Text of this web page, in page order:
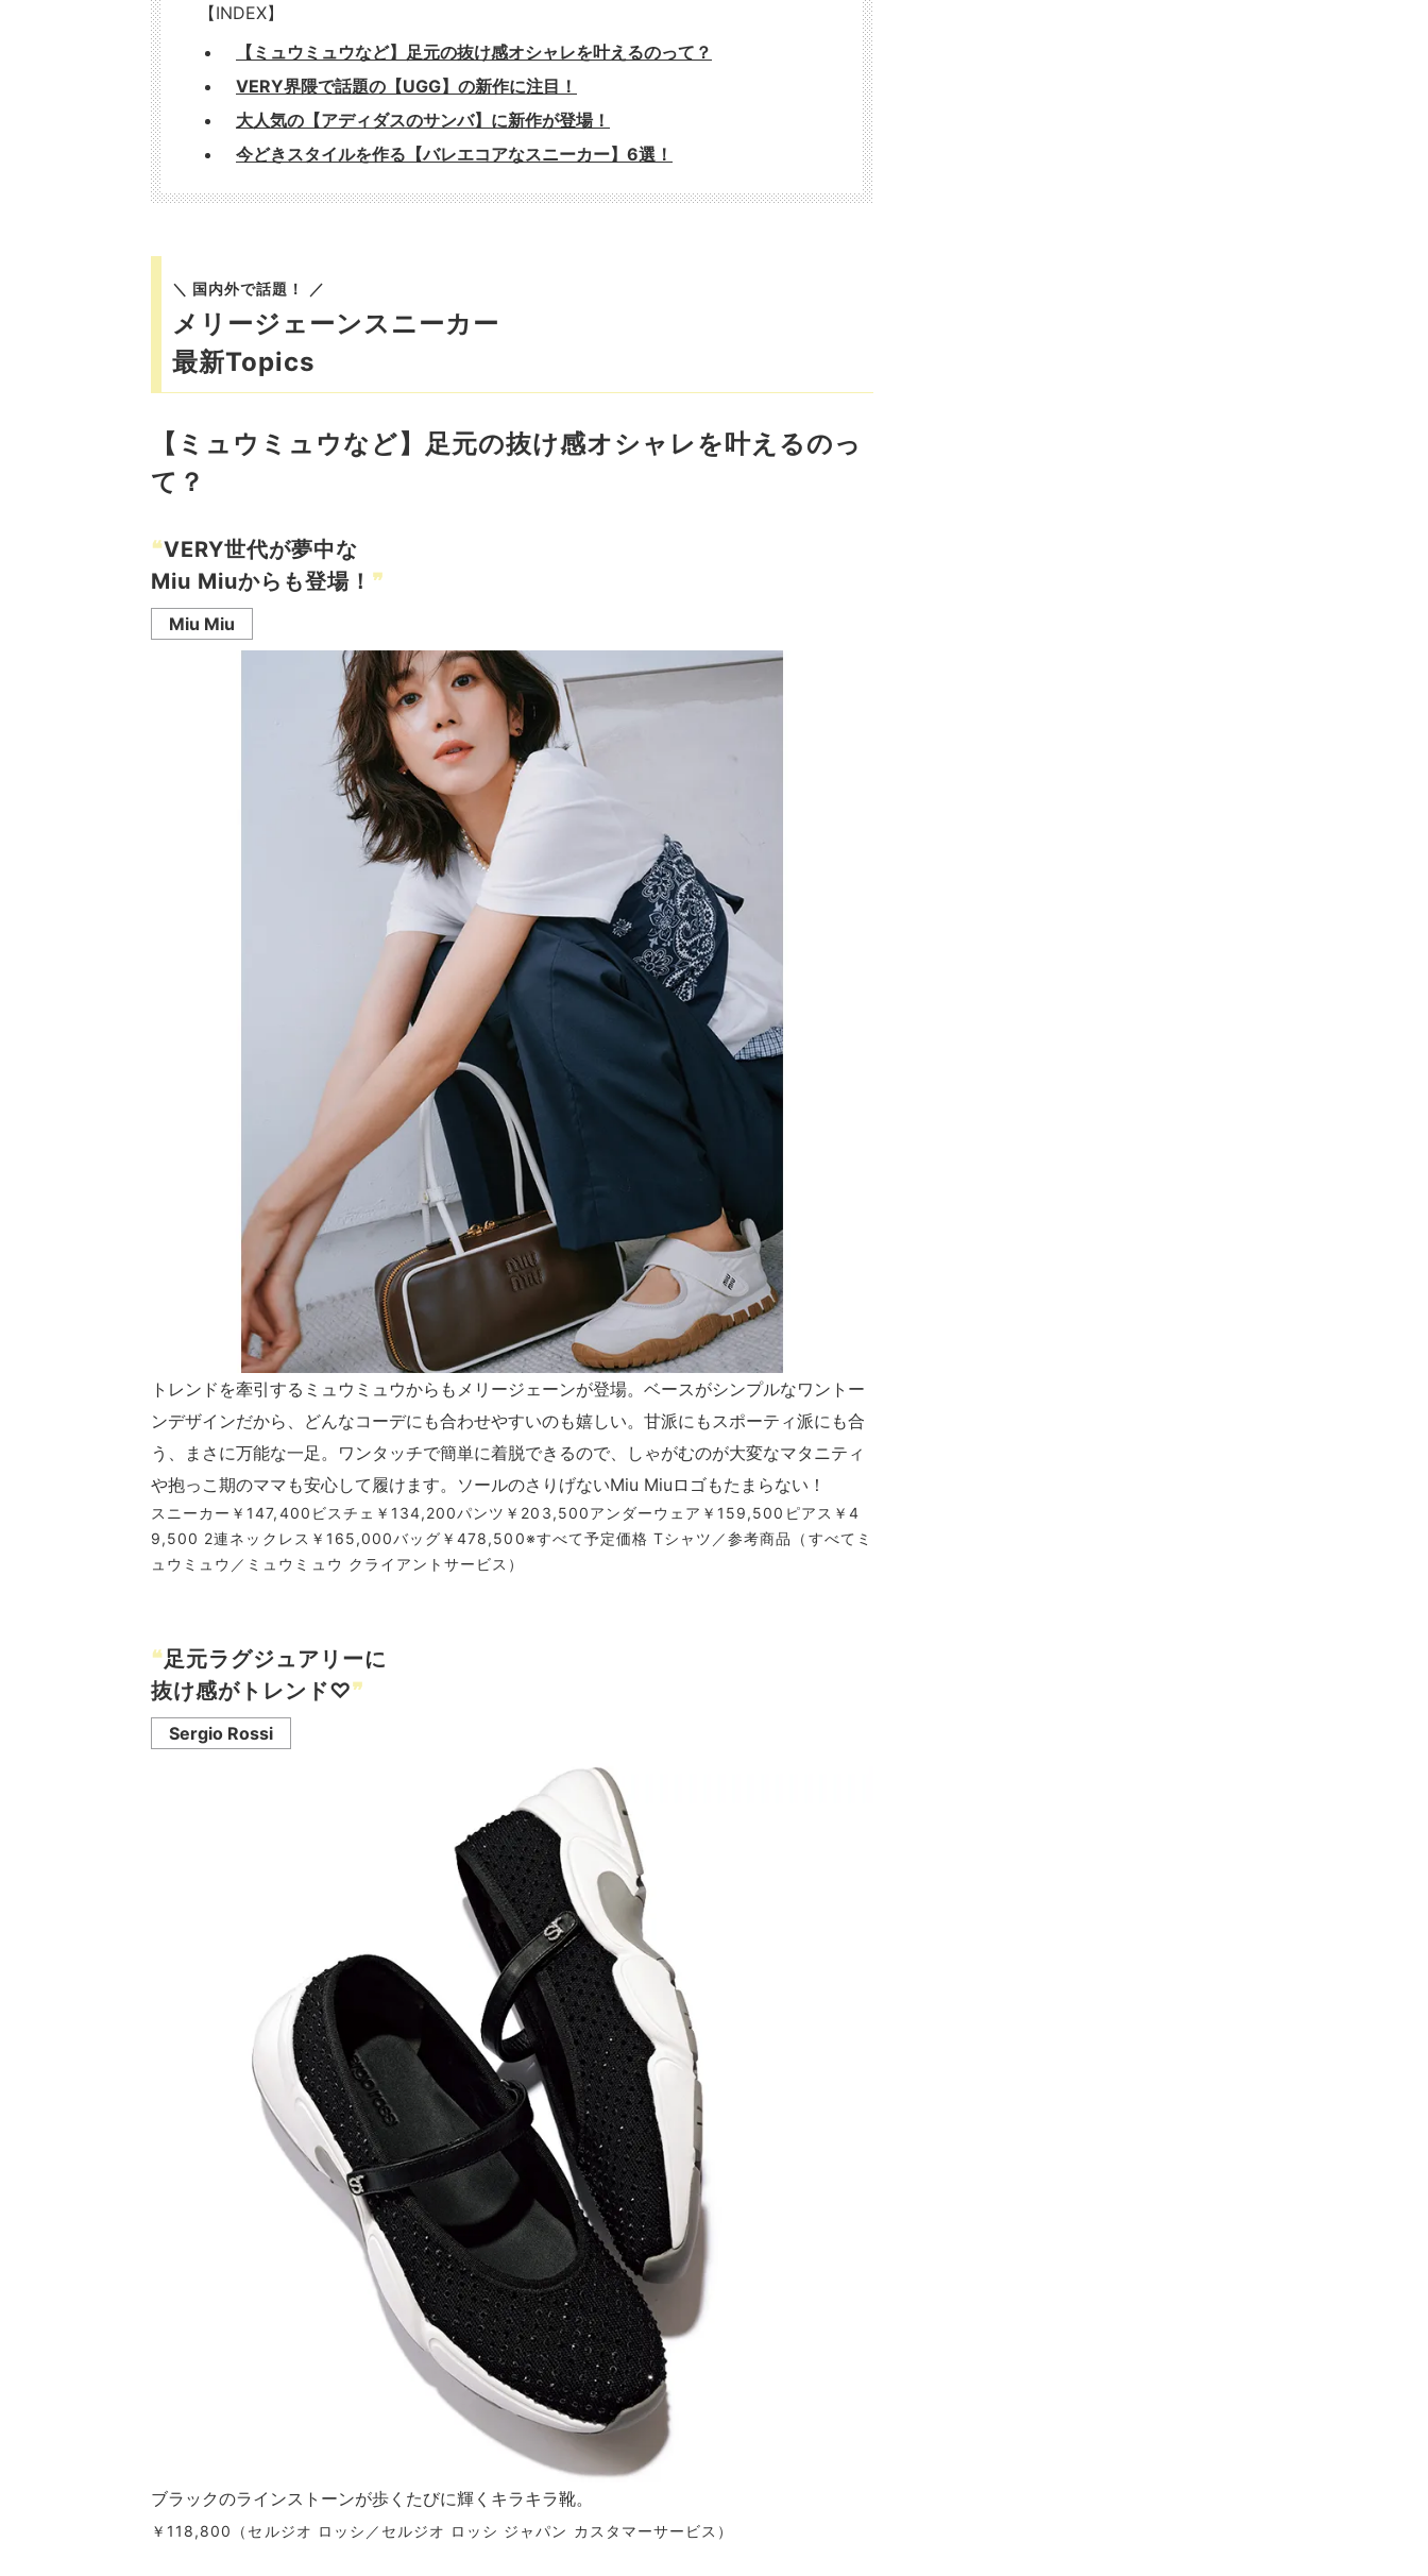
【INDEX】
【ミュウミュウなど】足元の抜け感オシャレを叶えるのって？
VERY界隈で話題の【UGG】の新作に注目！
大人気の【アディダスのサンバ】に新作が登場！
今どきスタイルを作る【バレエコアなスニーカー】6選！
＼ 国内外で話題！ ／
メリージェーンスニーカー
最新Topics
【ミュウミュウなど】足元の抜け感オシャレを叶えるのっ
て？
❝VERY世代が夢中な
Miu Miuからも登場！ ❞
Miu Miu
トレンドを牽引するミュウミュウからもメリージェーンが登場。ベースがシンプルなワントー
ンデザインだから、どんなコーデにも合わせやすいのも嬉しい。甘派にもスポーティ派にも合
う、まさに万能な一足。ワンタッチで簡単に着脱できるので、しゃがむのが大変なマタニティ
や抱っこ期のママも安心して履けます。ソールのさりげないMiu Miuロゴもたまらない！
スニーカー￥147,400ビスチェ￥134,200パンツ￥203,500アンダーウェア￥159,500ピアス￥4
9,500 2連ネックレス￥165,000バッグ￥478,500※すべて予定価格 Tシャツ／参考商品（すべてミ
ュウミュウ／ミュウミュウ クライアントサービス）
❝足元ラグジュアリーに
抜け感がトレンド♡❞
Sergio Rossi
ブラックのラインストーンが歩くたびに輝くキラキラ靴。
￥118,800（セルジオ ロッシ／セルジオ ロッシ ジャパン カスタマーサービス）